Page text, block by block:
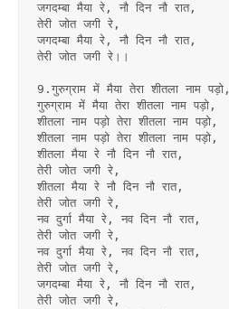
जगदम्बा मैया रे, नौ दिन नौ रात,
तेरी जोत जगी रे,
जगदम्बा मैया रे, नौ दिन नौ रात,
तेरी जोत जगी रे।।
9.गुरुग्राम में मैया तेरा शीतला नाम पड़ो,
गुरुग्राम में मैया तेरा शीतला नाम पड़ो,
शीतला नाम पड़ो तेरा शीतला नाम पड़ो,
शीतला नाम पड़ो तेरा शीतला नाम पड़ो,
शीतला मैया रे नौ दिन नौ रात,
तेरी जोत जगी रे,
शीतला मैया रे नौ दिन नौ रात,
तेरी जोत जगी रे,
नव दुर्गा मैया रे, नव दिन नौ रात,
तेरी जोत जगी रे,
नव दुर्गा मैया रे, नव दिन नौ रात,
तेरी जोत जगी रे,
जगदम्बा मैया रे, नौ दिन नौ रात,
तेरी जोत जगी रे,